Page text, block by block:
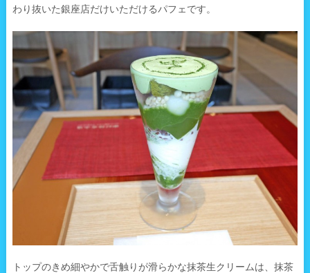
わり抜いた銀座店だけいただけるパフェです。
トップのきめ細やかで舌触りが滑らかな抹茶生クリームは、抹茶